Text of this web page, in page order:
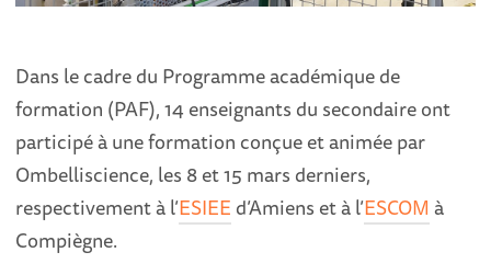
Dans le cadre du Programme académique de
formation (PAF), 14 enseignants du secondaire ont
participé à une formation conçue et animée par
Ombelliscience, les 8 et 15 mars derniers,
respectivement à l’ESIEE d’Amiens et à l’ESCOM à
Compiègne.